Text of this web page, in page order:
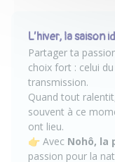
L’hiver, la saison
Partager ta
choix fort : celui
transmission.
Quand tout
souvent à ce
ont lieu.
👉 Avec Nohô, la
passion pour la